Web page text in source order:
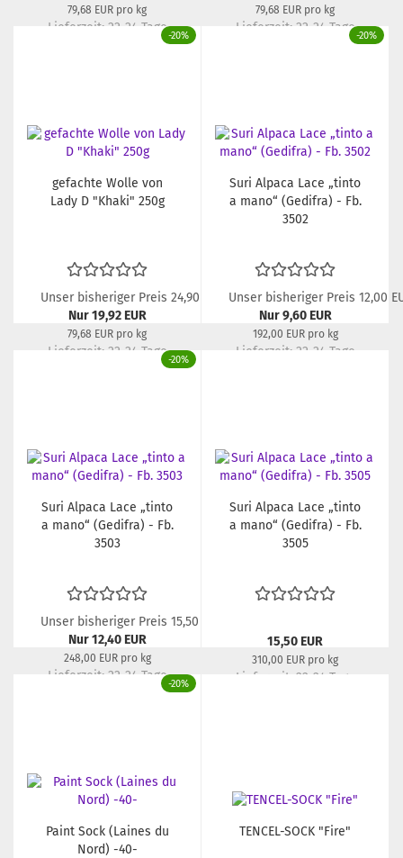
79,68 EUR pro kg
Lieferzeit: 22-24 Tage
79,68 EUR pro kg
Lieferzeit: 22-24 Tage
-20%
gefachte Wolle von
Lady D "Khaki" 250g
Unser bisheriger Preis 24,90 EUR
Nur 19,92 EUR
79,68 EUR pro kg
Lieferzeit: 22-24 Tage
-20%
Suri Alpaca Lace „tinto
a mano“ (Gedifra) - Fb.
3502
Unser bisheriger Preis 12,00
Nur 9,60 EUR
192,00 EUR pro kg
Lieferzeit: 22-24 Tage
-20%
Suri Alpaca Lace „tinto
a mano“ (Gedifra) - Fb.
3503
Unser bisheriger Preis 15,50 EUR
Nur 12,40 EUR
248,00 EUR pro kg
Lieferzeit: 22-24 Tage
Suri Alpaca Lace „tinto
a mano“ (Gedifra) - Fb.
3505
15,50 EUR
310,00 EUR pro kg
Lieferzeit: 22-24 Tage
-20%
Paint Sock (Laines du
Nord) -40-
TENCEL-SOCK "Fire"